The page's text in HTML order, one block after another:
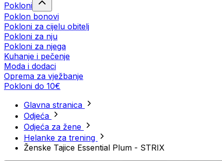
Pokloni
Poklon bonovi
Pokloni za cijelu obitelj
Pokloni za nju
Pokloni za njega
Kuhanje i pečenje
Moda i dodaci
Oprema za vježbanje
Pokloni do 10€
Glavna stranica
Odjeća
Odjeća za žene
Helanke za trening
Ženske Tajice Essential Plum - STRIX